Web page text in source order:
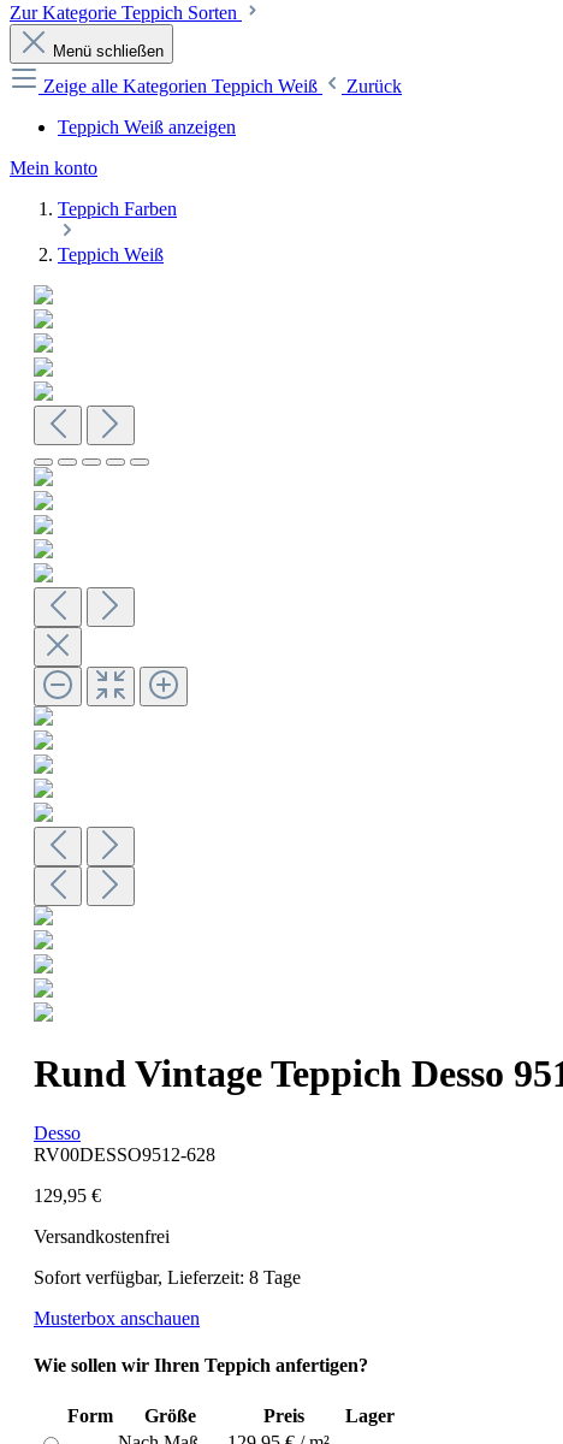
Zur Kategorie Teppich Sorten
Menü schließen
Zeige alle Kategorien Teppich Weiß
Zurück
Teppich Weiß anzeigen
Mein konto
Teppich Farben
Teppich Weiß
Rund Vintage Teppich Desso
Desso
RV00DESSO9512-628
129,95 €
Versandkostenfrei
Sofort verfügbar, Lieferzeit: 8 Tage
Musterbox anschauen
Wie sollen wir Ihren Teppich anfertigen?
Form Größe Preis
Lager